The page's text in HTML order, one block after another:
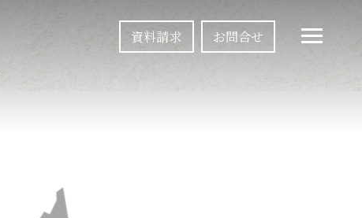
資料請求 お問合せ